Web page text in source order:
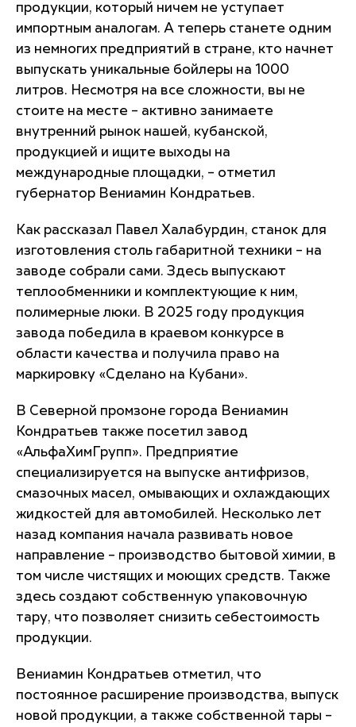
продукции, который ничем не уступает
импортным аналогам. А теперь станете одним
из немногих предприятий в стране, кто начнет
выпускать уникальные бойлеры на 1000
литров. Несмотря на все сложности, вы не
стоите на месте – активно занимаете
внутренний рынок нашей, кубанской,
продукцией и ищите выходы на
международные площадки, – отметил
губернатор Вениамин Кондратьев.
Как рассказал Павел Халабурдин, станок для
изготовления столь габаритной техники – на
заводе собрали сами. Здесь выпускают
теплообменники и комплектующие к ним,
полимерные люки. В 2025 году продукция
завода победила в краевом конкурсе в
области качества и получила право на
маркировку «Сделано на Кубани».
В Северной промзоне города Вениамин
Кондратьев также посетил завод
«АльфаХимГрупп». Предприятие
специализируется на выпуске антифризов,
смазочных масел, омывающих и охлаждающих
жидкостей для автомобилей. Несколько лет
назад компания начала развивать новое
направление – производство бытовой химии, в
том числе чистящих и моющих средств. Также
здесь создают собственную упаковочную
тару, что позволяет снизить себестоимость
продукции.
Вениамин Кондратьев отметил, что
постоянное расширение производства, выпуск
новой продукции, а также собственной тары –